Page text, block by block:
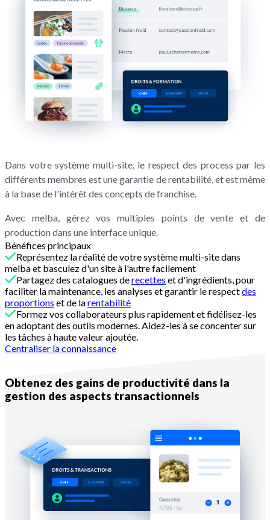
Dans votre système multi-site, le respect des process par les
différents membres est une garantie de rentabilité, et est même
à la base de l'intérêt des concepts de franchise.
Avec melba, gérez vos multiples points de vente et de
production dans une interface unique.
Bénéfices principaux
Représentez la réalité de votre système multi-site dans
melba et basculez d'un site à l'autre facilement
Partagez des catalogues derecettes et d'ingrédients, pour
faciliter la maintenance, les analyses et garantir le respectdes
proportions et de larentabilité
Formez vos collaborateurs plus rapidement et fidélisez-les
en adoptant des outils modernes. Aidez-les à se concenter sur
les tâches à haute valeur ajoutée.
Centraliser la connaissance
Obtenez des gains de productivité dans la
gestion des aspects transactionnels